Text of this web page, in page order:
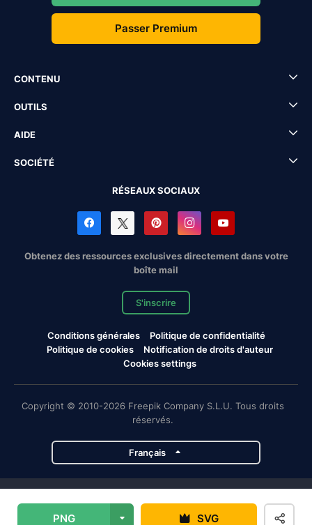
PNG SVG
Passer Premium
CONTENU
OUTILS
AIDE
SOCIÉTÉ
RÉSEAUX SOCIAUX
Obtenez des ressources exclusives directement dans votre
boîte mail
S'inscrire
Conditions générales
Politique de confidentialité
Politique de cookies
Notification de droits d'auteur
Cookies settings
Copyright © 2010-2026 Freepik Company S.L.U. Tous droits
réservés.
Français